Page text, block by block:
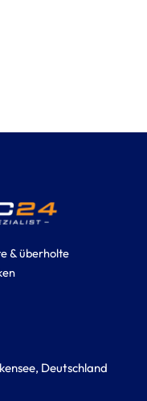
& überholte
Deutschland